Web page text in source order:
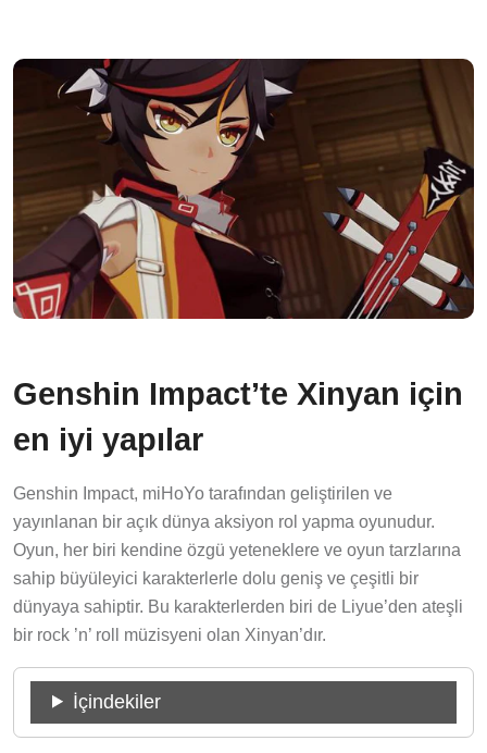
Genshin Impact’te Xinyan için
en iyi yapılar
Genshin Impact, miHoYo tarafından geliştirilen ve
yayınlanan bir açık dünya aksiyon rol yapma oyunudur.
Oyun, her biri kendine özgü yeteneklere ve oyun tarzlarına
sahip büyüleyici karakterlerle dolu geniş ve çeşitli bir
dünyaya sahiptir. Bu karakterlerden biri de Liyue’den ateşli
bir rock ’n’ roll müzisyeni olan Xinyan’dır.
İçindekiler